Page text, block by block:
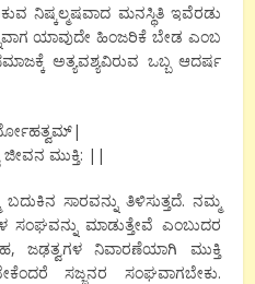
ನಿಷ್ಕಲ್ಮಷವಾದ ಮನಸ್ಥಿತಿ ಇವೆರಡು
ಯಾವುದೇ ಹಿಂಜರಿಕೆ ಬೇಡ ಎಂಬ
ಅತ್ಯವಶ್ಯವಿರುವ ಒಬ್ಬ ಆದರ್ಷ
ಜೀವನ ಮುಕ್ತಿ: ||
ಸಾರವನ್ನು ತಿಳಿಸುತ್ತದೆ. ನಮ್ಮ
ಸಂಘವನ್ನು ಮಾಡುತ್ತೇವೆ ಎಂಬುದರ
ಜಢತ್ವಗಳ ನಿವಾರಣೆಯಾಗಿ ಮುಕ್ತಿ
ಸಜ್ಜನರ ಸಂಘವಾಗಬೇಕು.